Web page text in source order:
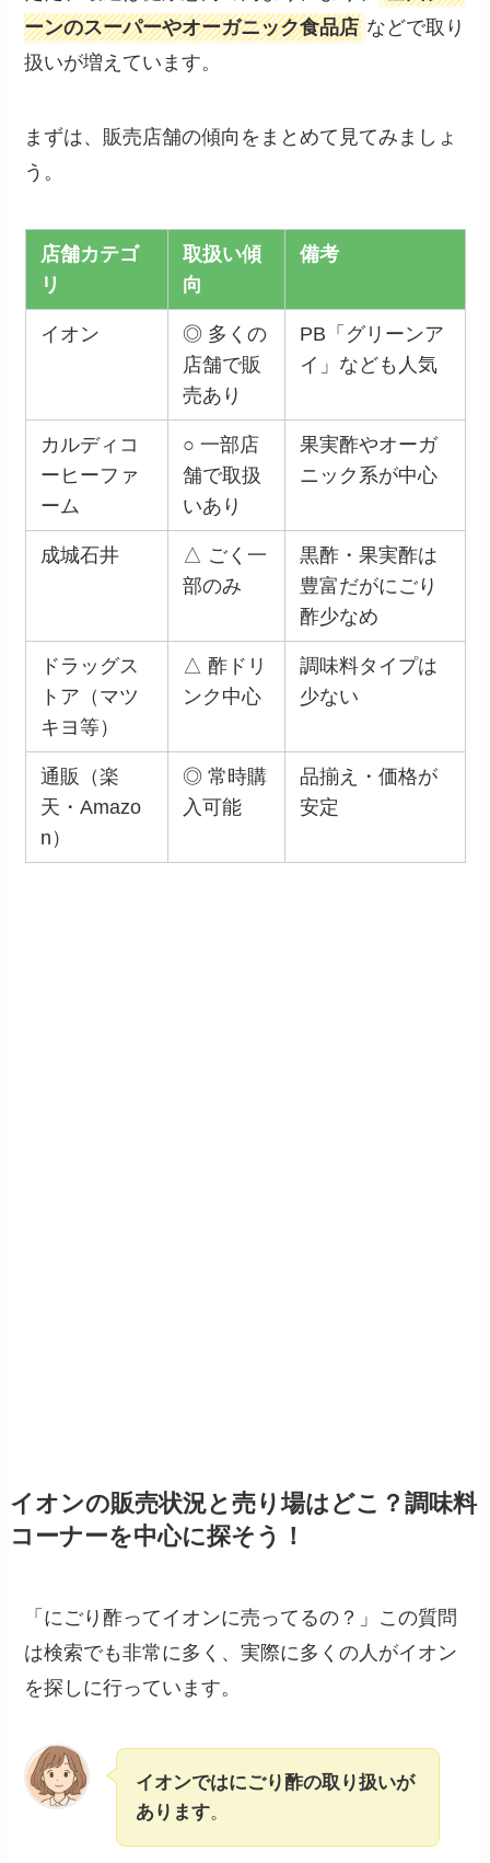
ーンのスーパーやオーガニック食品店 などで取り
扱いが増えています。
まずは、販売店舗の傾向をまとめて見てみましょ
う。
店舗カテゴ
リ
取扱い傾
向
備考
イオン
◎ 多くの
店舗で販
売あり
PB「グリーンア
イ」なども人気
カルディコ
ーヒーファ
ーム
○ 一部店
舗で取扱
いあり
果実酢やオーガ
ニック系が中心
成城石井
△ ごく一
部のみ
黒酢・果実酢は
豊富だがにごり
酢少なめ
ドラッグス
トア（マツ
キヨ等）
△ 酢ドリ
ンク中心
調味料タイプは
少ない
通販（楽
天・Amazo
n）
◎ 常時購
入可能
品揃え・価格が
安定
イオンの販売状況と売り場はどこ？調味料
コーナーを中心に探そう！
「にごり酢ってイオンに売ってるの？」この質問
は検索でも非常に多く、実際に多くの人がイオン
を探しに行っています。
イオンではにごり酢の取り扱いが
あります。